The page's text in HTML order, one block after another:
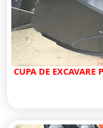
CUPA DE EXCAVARE